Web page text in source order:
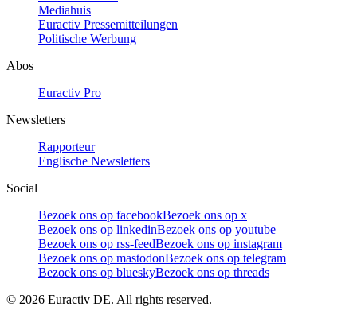
Mediahuis
Euractiv Pressemitteilungen
Politische Werbung
Abos
Euractiv Pro
Newsletters
Rapporteur
Englische Newsletters
Social
Bezoek ons op facebookBezoek ons op x
Bezoek ons op linkedinBezoek ons op youtube
Bezoek ons op rss-feedBezoek ons op instagram
Bezoek ons op mastodonBezoek ons op telegram
Bezoek ons op blueskyBezoek ons op threads
© 2026 Euractiv DE. All rights reserved.